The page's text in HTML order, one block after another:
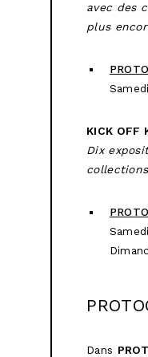
avec des
plus
Samedi
KICK OFF
Dix
Samedi
Dans